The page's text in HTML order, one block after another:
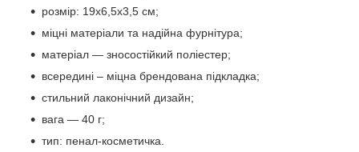
розмір: 19х6,5х3,5 см;
міцні матеріали та надійна фурнітура;
матеріал — зносостійкий поліестер;
всередині – міцна брендована підкладка;
стильний лаконічний дизайн;
вага — 40 г;
тип: пенал-косметичка.